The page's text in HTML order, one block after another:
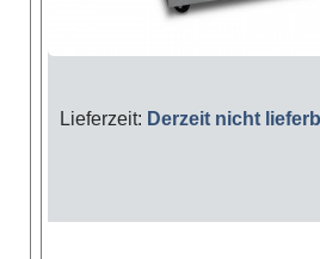
Lieferzeit: Derzeit nicht